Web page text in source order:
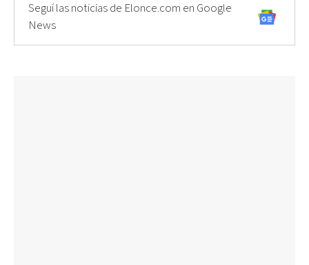
Seguí las noticias de Elonce.com en Google
News